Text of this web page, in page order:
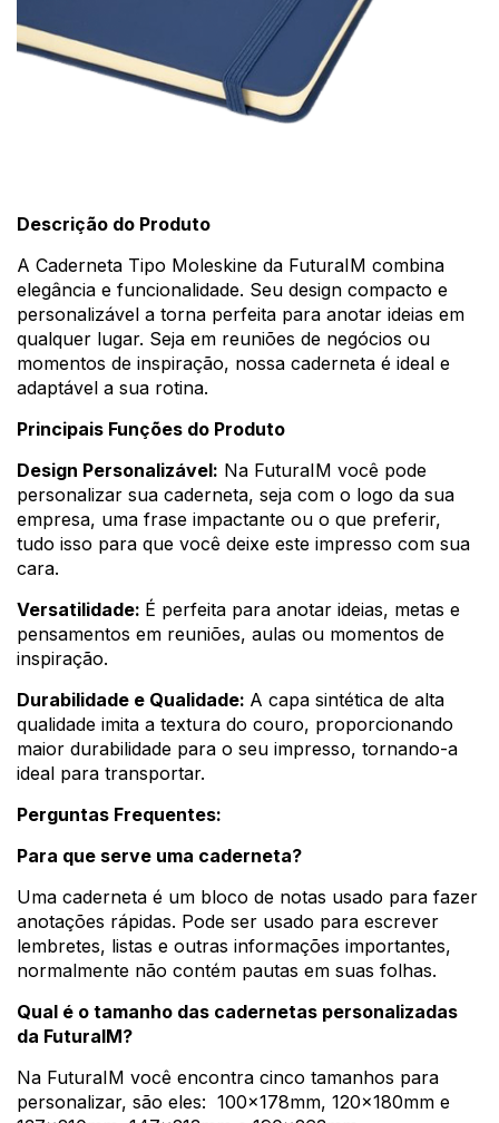
Descrição do Produto
A Caderneta Tipo Moleskine da FuturaIM combina
elegância e funcionalidade. Seu design compacto e
personalizável a torna perfeita para anotar ideias em
qualquer lugar. Seja em reuniões de negócios ou
momentos de inspiração, nossa caderneta é ideal e
adaptável a sua rotina.
Principais Funções do Produto
Design Personalizável: Na FuturaIM você pode
personalizar sua caderneta, seja com o logo da sua
empresa, uma frase impactante ou o que preferir,
tudo isso para que você deixe este impresso com sua
cara.
Versatilidade: É perfeita para anotar ideias, metas e
pensamentos em reuniões, aulas ou momentos de
inspiração.
Durabilidade e Qualidade: A capa sintética de alta
qualidade imita a textura do couro, proporcionando
maior durabilidade para o seu impresso, tornando-a
ideal para transportar.
Perguntas Frequentes:
Para que serve uma caderneta?
Uma caderneta é um bloco de notas usado para fazer
anotações rápidas. Pode ser usado para escrever
lembretes, listas e outras informações importantes,
normalmente não contém pautas em suas folhas.
Qual é o tamanho das cadernetas personalizadas
da FuturaIM?
Na FuturaIM você encontra cinco tamanhos para
personalizar, são eles: 100x178mm, 120x180mm e